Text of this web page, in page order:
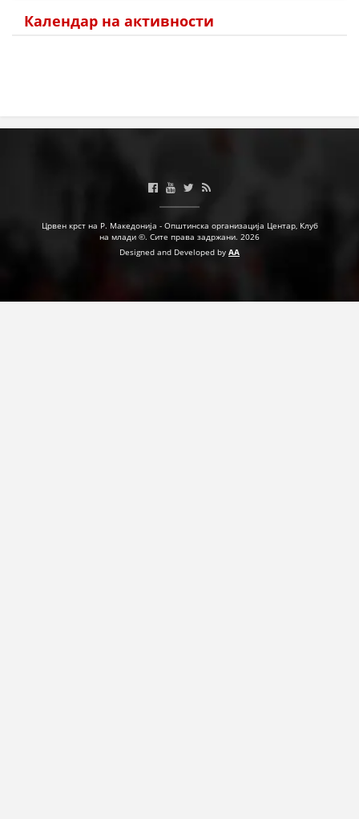
Календар на активности
Црвен крст на Р. Македонија - Општинска организација Центар, Клуб
на млади ©. Сите права задржани. 2026
Designed and Developed by AA